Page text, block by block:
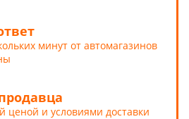
минут от автомагазинов
ценой и условиями доставки